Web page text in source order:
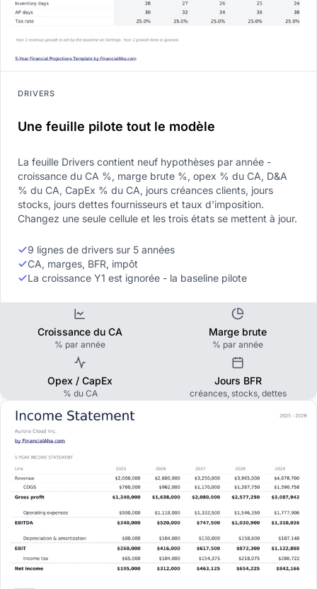
DRIVERS
Une feuille pilote tout le modèle
La feuille Drivers contient neuf hypothèses par année -
croissance du CA %, marge brute %, opex % du CA, D&A
% du CA, CapEx % du CA, jours créances clients, jours
stocks, jours dettes fournisseurs et taux d'imposition.
Changez une seule cellule et les trois états se mettent à jour.
9 lignes de drivers sur 5 années
CA, marges, BFR, impôt
La croissance Y1 est ignorée - la baseline pilote
Croissance du CA
% par année
Marge brute
% par année
Opex / CapEx
% du CA
Jours BFR
créances, stocks, dettes